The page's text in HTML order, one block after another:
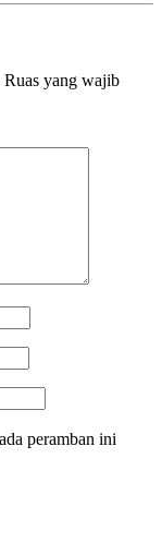
Ruas yang wajib
peramban ini